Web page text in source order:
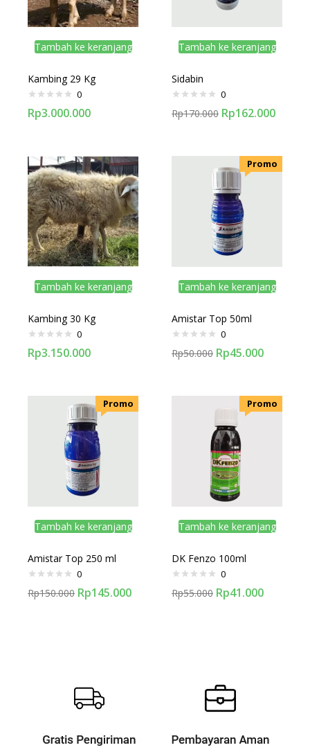
Tambah ke keranjang
Kambing 29 Kg
0
Rp3.000.000
Tambah ke keranjang
Sidabin
0
Rp170.000 Rp162.000
Tambah ke keranjang
Kambing 30 Kg
0
Rp3.150.000
.Promo
Tambah ke keranjang
Amistar Top 50ml
0
Rp50.000 Rp45.000
.Promo
Tambah ke keranjang
Amistar Top 250 ml
0
Rp150.000 Rp145.000
.Promo
Tambah ke keranjang
DK Fenzo 100ml
0
Rp55.000 Rp41.000